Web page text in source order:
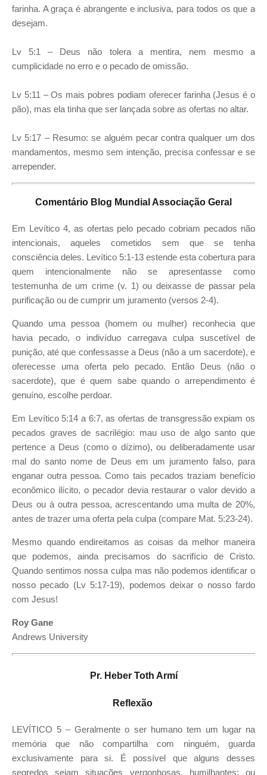
farinha. A graça é abrangente e inclusiva, para todos os que a
desejam.
Lv 5:1 – Deus não tolera a mentira, nem mesmo a
cumplicidade no erro e o pecado de omissão.
Lv 5:11 – Os mais pobres podiam oferecer farinha (Jesus é o
pão), mas ela tinha que ser lançada sobre as ofertas no altar.
Lv 5:17 – Resumo: se alguém pecar contra qualquer um dos
mandamentos, mesmo sem intenção, precisa confessar e se
arrepender.
Comentário Blog Mundial Associação Geral
Em Levítico 4, as ofertas pelo pecado cobriam pecados não
intencionais, aqueles cometidos sem que se tenha
consciência deles. Levítico 5:1-13 estende esta cobertura para
quem intencionalmente não se apresentasse como
testemunha de um crime (v. 1) ou deixasse de passar pela
purificação ou de cumprir um juramento (versos 2-4).
Quando uma pessoa (homem ou mulher) reconhecia que
havia pecado, o indivíduo carregava culpa suscetível de
punição, até que confessasse a Deus (não a um sacerdote), e
oferecesse uma oferta pelo pecado. Então Deus (não o
sacerdote), que é quem sabe quando o arrependimento é
genuíno, escolhe perdoar.
Em Levítico 5:14 a 6:7, as ofertas de transgressão expiam os
pecados graves de sacrilégio: mau uso de algo santo que
pertence a Deus (como o dízimo), ou deliberadamente usar
mal do santo nome de Deus em um juramento falso, para
enganar outra pessoa. Como tais pecados traziam benefício
econômico ilícito, o pecador devia restaurar o valor devido a
Deus ou à outra pessoa, acrescentando uma multa de 20%,
antes de trazer uma oferta pela culpa (compare Mat. 5:23-24).
Mesmo quando endireitamos as coisas da melhor maneira
que podemos, ainda precisamos do sacrifício de Cristo.
Quando sentimos nossa culpa mas não podemos identificar o
nosso pecado (Lv 5:17-19), podemos deixar o nosso fardo
com Jesus!
Roy Gane
Andrews University
Pr.Heber Toth Armí
Reflexão
LEVÍTICO 5 – Geralmente o ser humano tem um lugar na
memória que não compartilha com ninguém, guarda
exclusivamente para si. É possível que alguns desses
segredos sejam situações vergonhosas, humilhantes; ou